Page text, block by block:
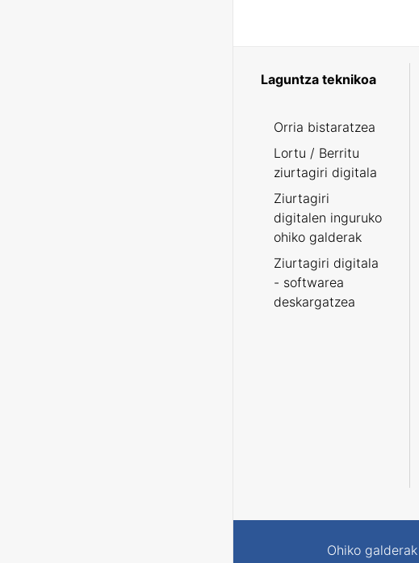
Laguntza teknikoa
Orria bistaratzea
Lortu / Berritu
ziurtagiri digitala
Ziurtagiri
digitalen inguruko
ohiko galderak
Ziurtagiri digitala
- softwarea
deskargatzea
Ohiko galderak